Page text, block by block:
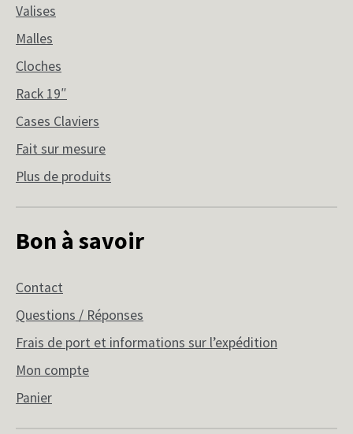
Valises
Malles
Cloches
Rack 19″
Cases Claviers
Fait sur mesure
Plus de produits
Bon à savoir
Contact
Questions / Réponses
Frais de port et informations sur l’expédition
Mon compte
Panier